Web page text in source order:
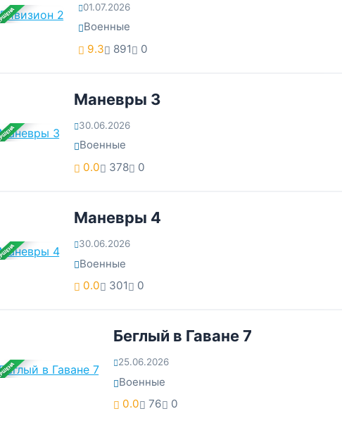
01.07.2026
Военные
9.3
891 0
Маневры 3
30.06.2026
Военные
0.0
378 0
Маневры 4
30.06.2026
Военные
0.0
301 0
Беглый в Гаване 7
25.06.2026
Военные
0.0
76 0